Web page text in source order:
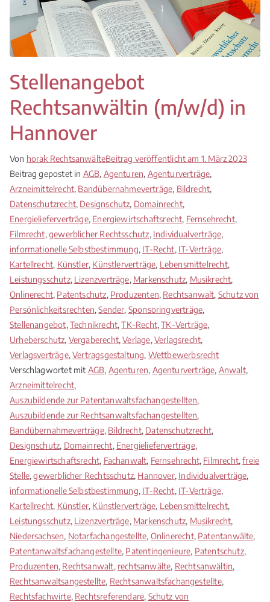
Stellenangebot
Rechtsanwältin (m/w/d) in
Hannover
Von horak RechtsanwälteBeitrag veröffentlicht am 1. März 2023
Beitrag gepostet in AGB, Agenturen, Agenturverträge,
Arzneimittelrecht, Bandübernahmeverträge, Bildrecht,
Datenschutzrecht, Designschutz, Domainrecht,
Energielieferverträge, Energiewirtschaftsrecht, Fernsehrecht,
Filmrecht, gewerblicher Rechtsschutz, Individualverträge,
informationelle Selbstbestimmung, IT-Recht, IT-Verträge,
Kartellrecht, Künstler, Künstlerverträge, Lebensmittelrecht,
Leistungsschutz, Lizenzverträge, Markenschutz, Musikrecht,
Onlinerecht, Patentschutz, Produzenten, Rechtsanwalt, Schutz von
Persönlichkeitsrechten,Sender, Sponsoringverträge,
Stellenangebot, Technikrecht,TK-Recht,TK-Verträge,
Urheberschutz, Vergaberecht,Verlage, Verlagsrecht,
Verlagsverträge,Vertragsgestaltung, Wettbewerbsrecht
Verschlagwortet mit AGB, Agenturen, Agenturverträge, Anwalt,
Arzneimittelrecht,
Auszubildende zur Patentanwaltsfachangestellten,
Auszubildende zur Rechtsanwaltsfachangestellten,
Bandübernahmeverträge, Bildrecht, Datenschutzrecht,
Designschutz, Domainrecht, Energielieferverträge,
Energiewirtschaftsrecht, Fachanwalt, Fernsehrecht, Filmrecht,freie
Stelle,gewerblicher Rechtsschutz, Hannover, Individualverträge,
informationelle Selbstbestimmung, IT-Recht, IT-Verträge,
Kartellrecht, Künstler, Künstlerverträge, Lebensmittelrecht,
Leistungsschutz, Lizenzverträge, Markenschutz, Musikrecht,
Niedersachsen, Notarfachangestellte, Onlinerecht, Patentanwälte,
Patentanwaltsfachangestellte, Patentingenieure, Patentschutz,
Produzenten, Rechtsanwalt, rechtsanwälte, Rechtsanwältin,
Rechtsanwaltsangestellte, Rechtsanwaltsfachangestellte,
Rechtsfachwirte, Rechtsreferendare, Schutz von